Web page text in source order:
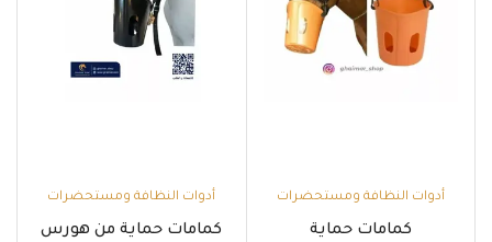
أدوات النظافة ومستحضرات
كمامات حماية
أدوات النظافة ومستحضرات
كمامات حماية من هورس